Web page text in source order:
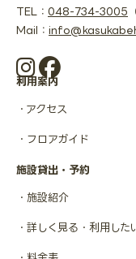
TEL： 048-734-3005
Mail：
利用案内
アクセス
フロアガイド
施設貸出・予約
施設紹介
詳しく見る・利用した